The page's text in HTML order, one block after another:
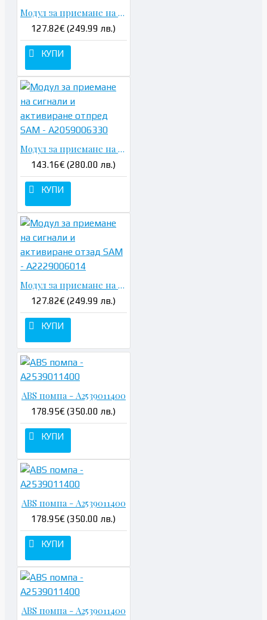
Модул за приемане на сигнали и активиране отзад SAM - A2229006014
127.82€ (249.99 лв.)
КУПИ
Модул за приемане на сигнали и активиране отпред SAM - A2059006330
143.16€ (280.00 лв.)
КУПИ
Модул за приемане на сигнали и активиране отзад SAM - A2229006014
127.82€ (249.99 лв.)
КУПИ
ABS помпа - A2539011400
178.95€ (350.00 лв.)
КУПИ
ABS помпа - A2539011400
178.95€ (350.00 лв.)
КУПИ
ABS помпа - A2539011400